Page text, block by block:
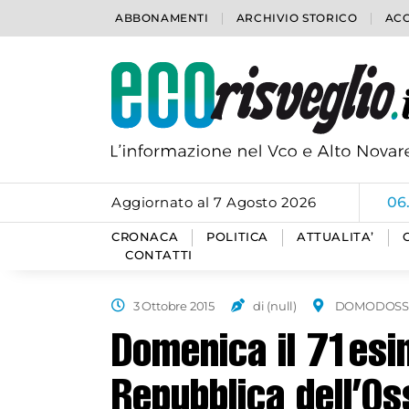
ABBONAMENTI ARCHIVIO STORICO
Aggiornato al 7 Agosto 2026
CRONACA POLITICA ATTUALITA’
CONTATTI
3 Ottobre 2015 di (null)
Domenica il